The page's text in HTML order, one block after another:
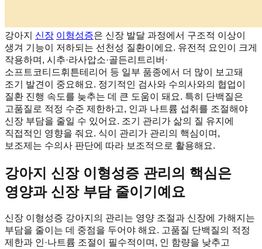
강아지 신장 이형성증은 신장 발달 과정에서 구조적 이상이
생겨 기능이 저하되는 선천성 질환이에요. 유전적 요인이 크게
작용하며, 시추·라사압소·골든리트리버·
소프트코티드휘튼테리어 등 일부 품종에서 더 많이 보고돼
조기 발견이 중요해요. 정기적인 검사와 수의사와의 협업이
질환 진행 속도를 늦추는 데 큰 도움이 돼요. 특히 단백질은
고품질로 적정 수준 제한하고, 인과 나트륨 섭취를 조절해야
신장 부담을 줄일 수 있어요. 조기 관리가 삶의 질 유지에
직접적인 영향을 줘요. 식이 관리가 관리의 핵심이며,
보조제는 수의사 판단에 따라 보조적으로 활용해요.
강아지 신장 이형성증 관리의 핵심은
영양과 신장 부담 줄이기예요
신장 이형성증 강아지의 관리는 영양 조절과 신장에 가해지는
부담을 줄이는 데 중점을 두어야 해요. 고품질 단백질의 적정
제한과 인·나트륨 조절이 필수적이며, 인 함량을 낮추고